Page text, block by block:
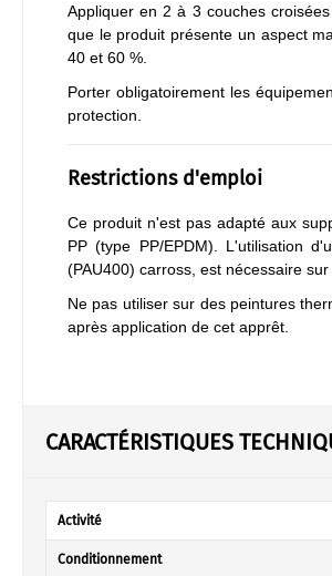
Appliquer en 2 à 3 couches
que le produit présente un aspect
40 et 60 %.
Porter obligatoirement les
protection.
Restrictions d'emploi
Ce produit n'est pas adapté aux
PP (type PP/EPDM). L'utilisation
(PAU400) carross, est nécessaire sur
Ne pas utiliser sur des peintures
après application de cet apprêt.
CARACTÉRISTIQUES
Activité
Conditionnement